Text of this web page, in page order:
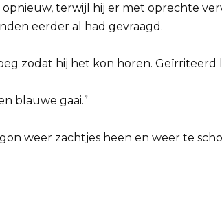
opnieuw, terwijl hij er met oprechte
eerder al had gevraagd.
zodat hij het kon horen. Geïrriteerd
blauwe gaai.”
weer zachtjes heen en weer te